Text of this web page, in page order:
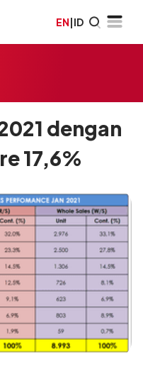
EN|ID
dengan
17,6%